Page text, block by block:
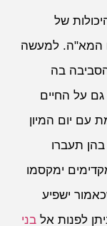
של
המא"ה. למעשה
בה
על החיים
עם יום המיון
תעברו
ימקסמו
ישפיע
לפנות אל בני